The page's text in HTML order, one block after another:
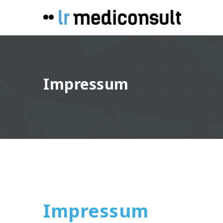
Impressum
Impressum